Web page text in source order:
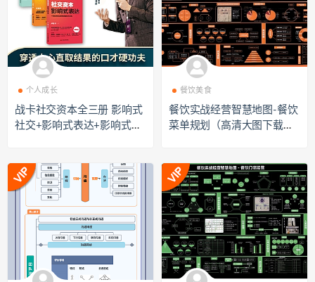
个人成长
战卡社交资本全三册 影响式
社交+影响式表达+影响式销
餐饮美食
餐饮实战经营智慧地图-餐饮
菜单规划（高清大图下载）d